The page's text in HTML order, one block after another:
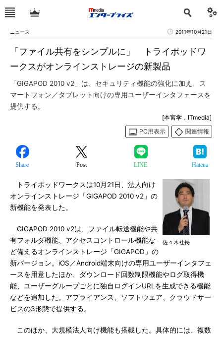
ニュース 2011年10月21日
「ファイル共有をシンプルに」 トライポッドワ
ークスがオンラインストレージの新製品
「GIGAPOD 2010 v2」は、セキュリティ機能の強化に加え、ス
マートフォン／タブレット向けの専用ユーザーインタフェースを
提供する。
[本宮学，ITmedia]
PC用表示
関連情報
Share Post LINE Hatena
佐々木社長
トライポッドワークスは10月21日、法人向け
オンラインストレージ「GIGAPOD 2010 v2」の
新機能を発表した。
GIGAPOD 2010 v2は、ファイル転送機能や共
有フォルダ機能、アクセスコントロール機能な
ど備えるオンラインストレージ「GIGAPOD」の
新バージョン。iOS／Android端末向けの専用ユーザーインタフェ
ースを用意したほか、ダウンロード回数制限機能やログ取得機
能、ユーザーグループごとに独自ログインURLを生成できる機能
などを追加した。アプライアンス、ソフトウェア、クラウドサー
ビスの3形態で提供する。
このほか、大規模法人向け機能も搭載した。具体的には、複数